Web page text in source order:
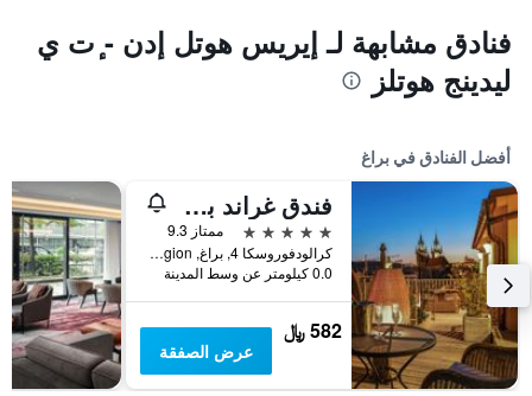
فنادق مشابهة لـ إيريس هوتل إدن - ٕت ي
ليدينج هوتلز
أفضل الفنادق في براغ
فندق غراند بوهيميا
5 نجوم
ممتاز 9.3
كرالودفوروسكا 4, براغ, Prague Region, جمهورية التشيك
0.0 كيلومتر عن وسط المدينة
582 ﷼
عرض الصفقة